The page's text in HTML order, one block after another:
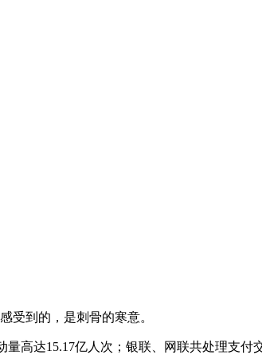
受到的，是刺骨的寒意。
高达15.17亿人次；银联、网联共处理支付